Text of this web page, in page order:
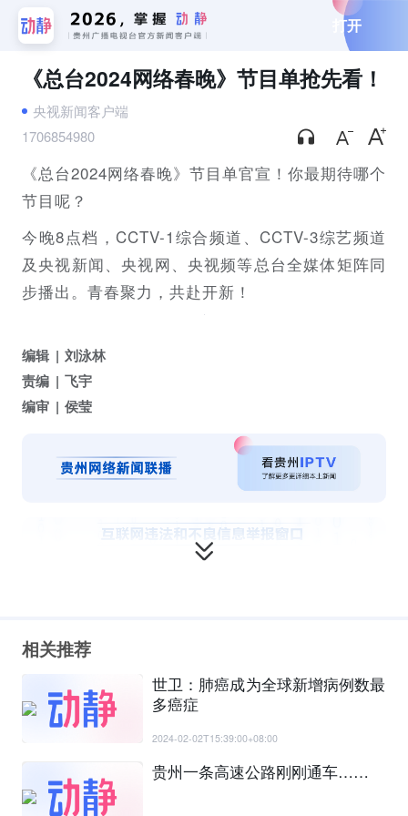
打开
《总台2024网络春晚》节目单抢先看！
央视新闻客户端
1706854980
《总台2024网络春晚》节目单官宣！你最期待哪个
节目呢？
今晚8点档，CCTV-1综合频道、CCTV-3综艺频道
及央视新闻、央视网、央视频等总台全媒体矩阵同
步播出。青春聚力，共赴开新！
编辑
刘泳林
责编
飞宇
编审
侯莹
相关推荐
世卫：肺癌成为全球新增病例数最
多癌症
2024-02-02T15:39:00+08:00
贵州一条高速公路刚刚通车……